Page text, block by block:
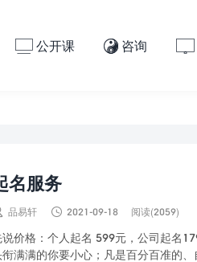
公开课  咨询
名服务
品易轩  2021-09-18 阅读(2059)
说价格：个人起名 599元，公司起名
衔满满的你要小心；凡是百分百准的